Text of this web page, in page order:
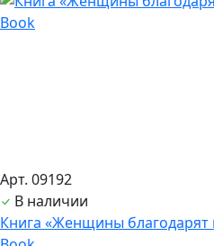
Арт. 09192
В наличии
Книга «Женщины благодарят